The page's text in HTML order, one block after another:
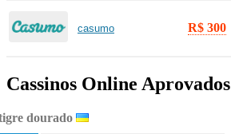
casumo R$ 300
Cassinos Online Aprovados
dourado